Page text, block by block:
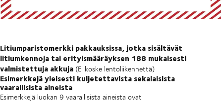
Litiumparistomerkki pakkauksissa, jotka sisältävät
litiumkennoja tai erityismääräyksen 188 mukaisesti
valmistettuja akkuja (Ei koske lentoliikennettä)
Esimerkkejä yleisesti kuljetettavista sekalaisista
vaarallisista aineista
Esimerkkejä luokan 9 vaarallisista aineista ovat